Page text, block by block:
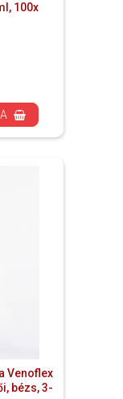
100x
Venoflex
bézs, 3-